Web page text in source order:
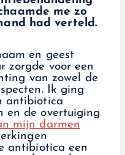
me zo
had verteld.
en geest
zorgde voor een
van zowel de
Ik ging
antibiotica
en de overtuiging
mijn darmen
antibiotica een